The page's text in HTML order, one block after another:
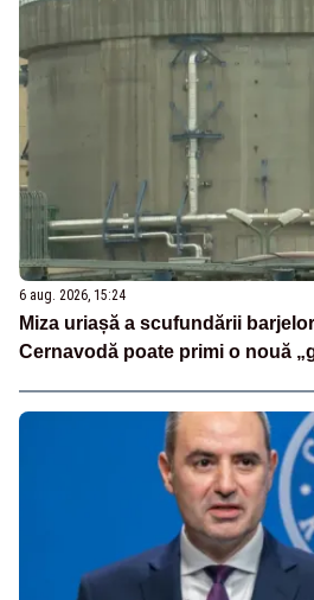
6 aug. 2026, 15:24
Miza uriașă a scufundării
Cernavodă poate primi o nouă